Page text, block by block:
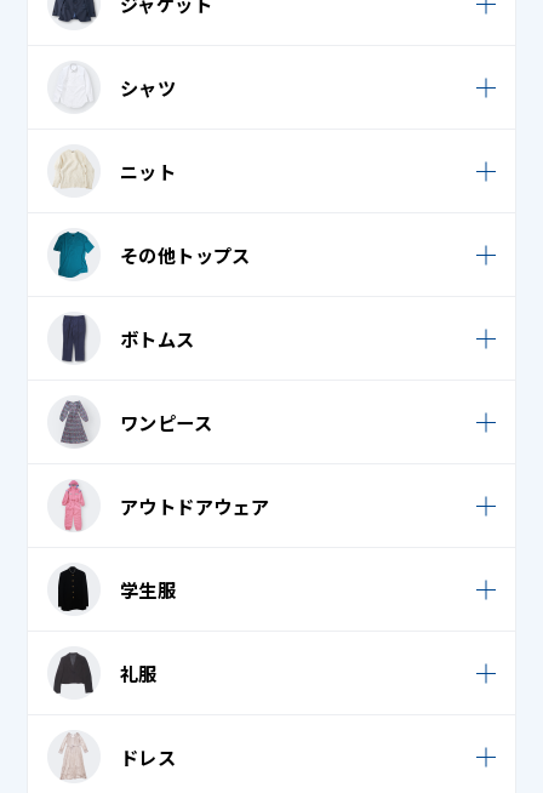
キルティングベスト
ジャンパー
ダウンジャケット・ダウンコート
ベンチコート
カジュアルジャケット
スーツ
タキシード・モーニング・燕尾服 上
礼服 / 喪服
シャツ
Tシャツ・ロングTシャツ
ポロシャツ
襟付き / オープンシャツ
ニット
カーディガン
その他トップス
Tシャツ・ロングTシャツ
ジャージ
トレーナー・パーカー
バスローブ
ブラウス
ベスト・ロングベスト
ボレロ
ポロシャツ
ボトムス
スーツ
カジュアルパンツ / スカート
ジャージ
ダウンパンツ / スカート
デニム (ジーンズ)
学生服
ワンピース
サロペット・ジャンパースカート
ロンパース
ワンピース・チュニック
礼服 / 喪服
アウトドアウェア
ウェットスーツ
スキー手袋・スノボ手袋
学生服
学生服
礼服
礼服 / 喪服
ドレス